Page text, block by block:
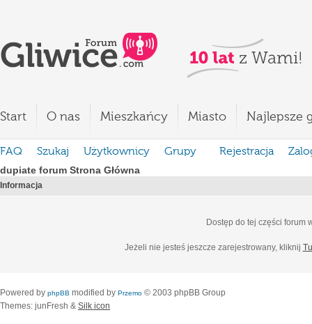
Start O nas Mieszkańcy Miasto Najlepsze
FAQ Szukaj Użytkownicy Grupy Rejestracja
dupiate forum Strona Główna
Informacja
Dostęp do tej części forum
Jeżeli nie jesteś jeszcze zarejestrowany, kliknij
Powered by phpBB modified by Przemo © 2003 phpBB Group
Themes: junFresh & Silk icon